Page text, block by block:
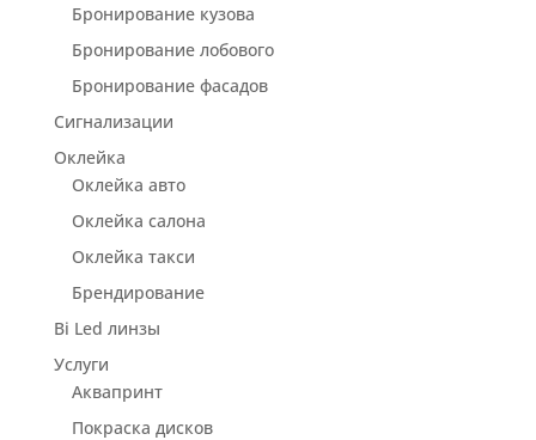
Бронирование кузова
Бронирование лобового
Бронирование фасадов
Сигнализации
Оклейка
Оклейка авто
Оклейка салона
Оклейка такси
Брендирование
Bi Led линзы
Услуги
Аквапринт
Покраска дисков